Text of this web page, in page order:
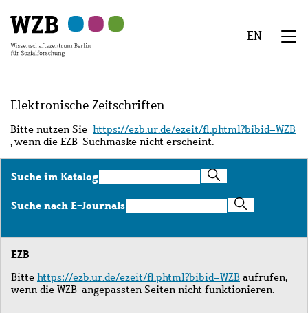
Hauptinhalt
springen
Navigation
springen
Suche
springen
Sekundärnavigation
springen
Fußzeile
springen
EN
Elektronische Zeitschriften
Bitte nutzen Sie https://ezb.ur.de/ezeit/fl.phtml?bibid=WZB
, wenn die EZB-Suchmaske nicht erscheint.
Suche im KatalogSuche
im
Katalog
Suche nach E-JournalsSuche
nach
Journals
EZB
Bitte https://ezb.ur.de/ezeit/fl.phtml?bibid=WZB aufrufen,
wenn die WZB-angepassten Seiten nicht funktionieren.